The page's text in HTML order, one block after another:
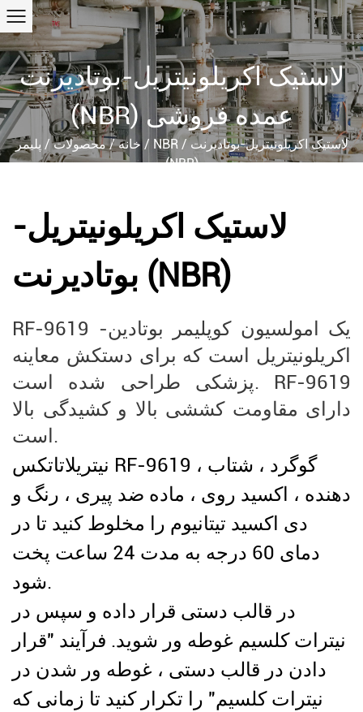
لاستیک اکریلونیتریل-بوتادیرنت
(NBR) عمده فروشی
خانه/محصولات/ پلیمر / NBR/لاستیک اکریلونیتریل-بوتادیرنت
(NBR)
لاستیک اکریلونیتریل-
بوتادیرنت (NBR)
RF-9619 یک امولسیون کوپلیمر بوتادین-
اکریلونیتریل است که برای دستکش معاینه
پزشکی طراحی شده است. RF-9619
دارای مقاومت کششی بالا و کشیدگی بالا
است.
نیتریلاتاتکس RF-9619 ، گوگرد ، شتاب
دهنده ، اکسید روی ، ماده ضد پیری ، رنگ و
دی اکسید تیتانیوم را مخلوط کنید تا در
دمای 60 درجه به مدت 24 ساعت پخت
شود.
در قالب دستی قرار داده و سپس در
نیترات کلسیم غوطه ور شوید. فرآیند "قرار
دادن در قالب دستی ، غوطه ور شدن در
نیترات کلسیم" را تکرار کنید تا زمانی که